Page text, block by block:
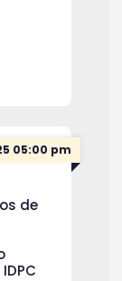
05:00 pm
de